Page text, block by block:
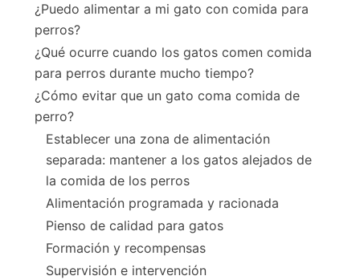
¿Puedo alimentar a mi gato con comida para
perros?
¿Qué ocurre cuando los gatos comen comida
para perros durante mucho tiempo?
¿Cómo evitar que un gato coma comida de
perro?
Establecer una zona de alimentación
separada: mantener a los gatos alejados de
la comida de los perros
Alimentación programada y racionada
Pienso de calidad para gatos
Formación y recompensas
Supervisión e intervención